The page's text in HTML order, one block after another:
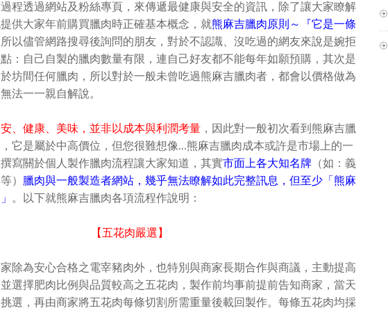
程透過網站及粉絲專頁，來傳遞最健康與安全的資訊，除了讓大家瞭解
供大家年前購買臘肉時正確基本概念，就熊麻吉臘肉原則～『它是一條
所以儘管網路搜尋後詢問的朋友，對於不認識、沒吃過的網友來說是婉拒
：自己自製的臘肉數量有限，連自己好友都不能每年如願預購，其次是
坊間任何臘肉，所以對於一般未曾吃過熊麻吉臘肉者，都會以價格做為
法一一親自解說。
、健康、美味，並非以成本與利潤考量 ，因此對一般初次看到熊麻吉臘
它是屬於中高價位，但您很難想像...熊麻吉臘肉成本或許是市場上的一
寫關於個人製作臘肉流程讓大家知道，其實市面上各大知名牌 （如：義
） 臘肉與一般製造者網站，幾乎無法瞭解如此完整訊息，但至少「熊麻
。以下就熊麻吉臘肉各項流程作說明：
【五花肉嚴選】
除為安心合格之電宰豬肉外，也特別與商家長期合作與商議，主動提高
選擇肥肉比例與品質較高之五花肉，製作前均事前提前告知商家，當天
選，再由商家將五花肉每條切割所需重量後載回製作。每條五花肉均採